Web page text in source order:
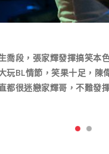
喬段，張家輝發揮搞笑本
玩BL情節，笑果十足，陳
很迷戀家輝哥，不難發揮